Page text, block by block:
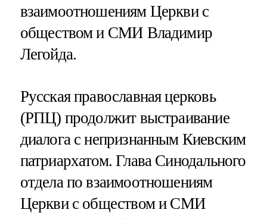
взаимоотношениям Церкви с
обществом и СМИ Владимир
Легойда.
Русская православная церковь
(РПЦ) продолжит выстраивание
диалога с непризнанным Киевским
патриархатом. Глава Синодального
отдела по взаимоотношениям
Церкви с обществом и СМИ